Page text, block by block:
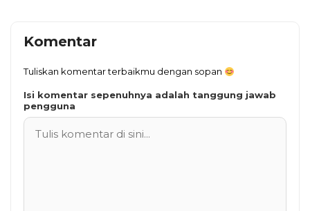
Komentar
Tuliskan komentar terbaikmu dengan sopan
Isi komentar sepenuhnya adalah tanggung jawab
pengguna